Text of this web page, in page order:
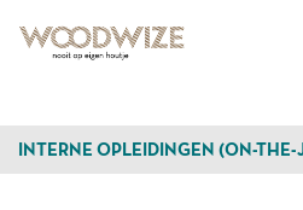
INTERNE OPLEIDINGEN (ON-THE-